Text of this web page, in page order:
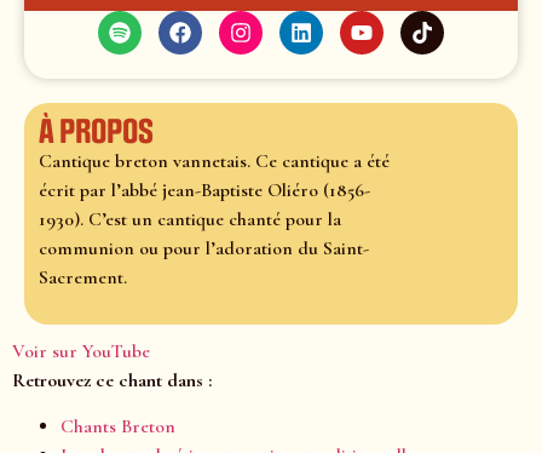
À propos
Cantique breton vannetais. Ce cantique a été
écrit par l’abbé jean-Baptiste Oliéro (1856-
1930). C’est un cantique chanté pour la
communion ou pour l’adoration du Saint-
Sacrement.
Voir sur YouTube
Retrouvez ce chant dans :
Chants Breton